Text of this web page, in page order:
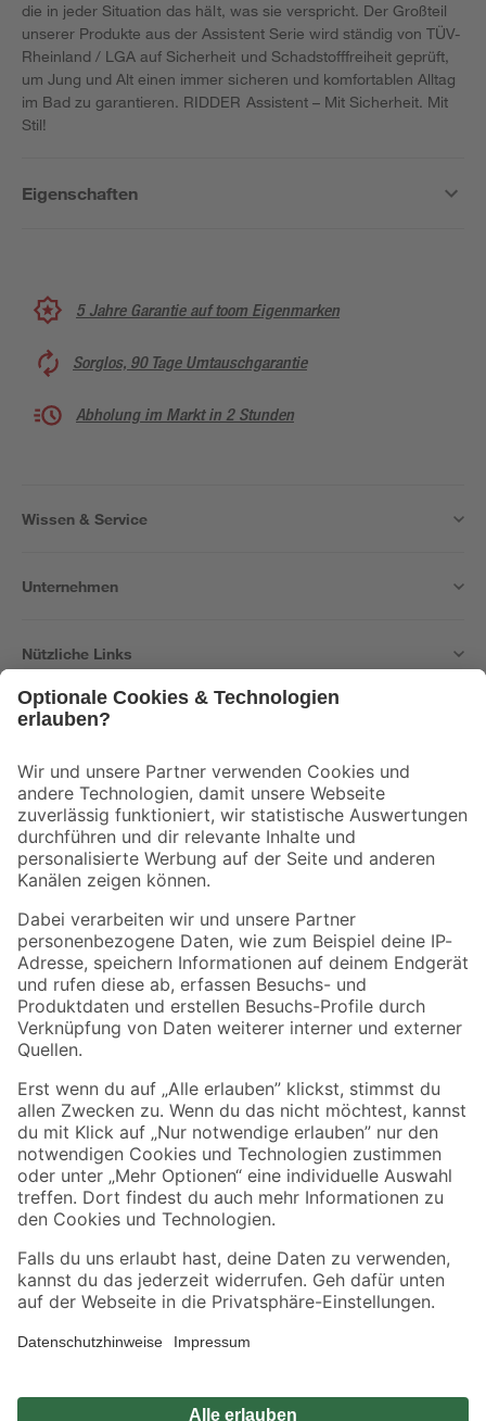
die in jeder Situation das hält, was sie verspricht. Der Großteil
unserer Produkte aus der Assistent Serie wird ständig von TÜV-
Rheinland / LGA auf Sicherheit und Schadstofffreiheit geprüft,
um Jung und Alt einen immer sicheren und komfortablen Alltag
im Bad zu garantieren. RIDDER Assistent – Mit Sicherheit. Mit
Stil!
Eigenschaften
5 Jahre Garantie auf toom Eigenmarken
Sorglos, 90 Tage Umtauschgarantie
Abholung im Markt in 2 Stunden
Wissen & Service
Unternehmen
Nützliche Links
Der toom Newsletter: Keine Angebote und Aktionen mehr verpassen!
Zur Newsletter Anmeldung
Folge uns
Zahlungsarten Versandarten
Sicher einkaufen
Jetzt die toom-App herunterladen
Alle Preisangaben in EUR inkl. gesetzl. MwSt.. Die dargestellten Angebote sind unter
Umständen nicht in allen Märkten verfügbar. Die angegebenen Verfügbarkeiten beziehen
Produkte nur solange der Vorrat reicht.
*Paketversand ab 59 € versandkostenfrei, gilt nicht für Artikel mit Speditionsversand, hier
Privatsphäre Impressum